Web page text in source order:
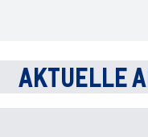
AKTUELLE